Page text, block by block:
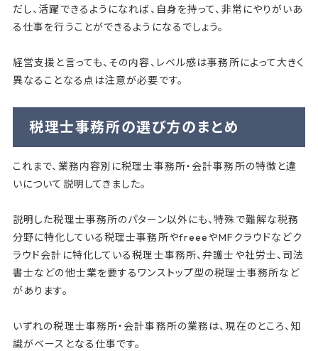
だし、活躍できるようになれば、自身を持って、非常にやりがいあ
る仕事を行うことができるようになるでしょう。
経営支援と言っても、その内容、レベル感は事務所によって大きく
異なることなる点は注意が必要です。
税理士事務所の選び方のまとめ
これまで、業務内容別に税理士事務所・会計事務所の特徴と違
いについて説明してきました。
説明した税理士事務所のパターン以外にも、特殊で難解な税務
分野に特化している税理士事務所やfreeeやMFクラウドなどク
ラウド会計に特化している税理士事務所、弁護士や社労士、司法
書士などの他士業を要するワンストップ型の税理士事務所など
があります。
いずれの税理士事務所・会計事務所の業務は、現在のところ、知
識がベースとなる仕事です。